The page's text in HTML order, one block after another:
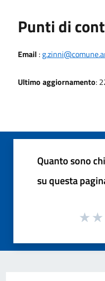
Punti di
Email :
Ultimo aggiornamento:
Quanto sono
su questa